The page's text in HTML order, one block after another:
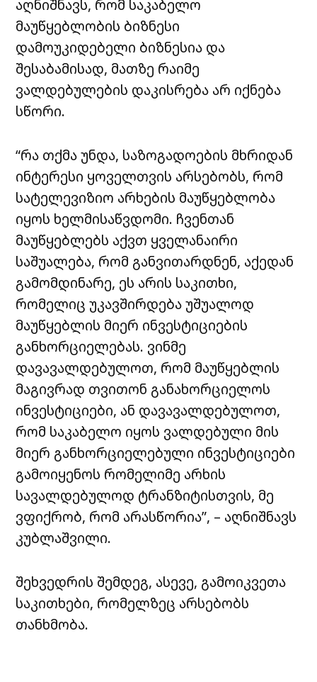
აღნიშნავს, რომ საკაბელო
მაუწყებლობის ბიზნესი
დამოუკიდებელი ბიზნესია და
შესაბამისად, მათზე რაიმე
ვალდებულების დაკისრება არ იქნება
სწორი.
“რა თქმა უნდა, საზოგადოების მხრიდან
ინტერესი ყოველთვის არსებობს, რომ
სატელევიზიო არხების მაუწყებლობა
იყოს ხელმისაწვდომი. ჩვენთან
მაუწყებლებს აქვთ ყველანაირი
საშუალება, რომ განვითარდნენ, აქედან
გამომდინარე, ეს არის საკითხი,
რომელიც უკავშირდება უშუალოდ
მაუწყებლის მიერ ინვესტიციების
განხორციელებას. ვინმე
დავავალდებულოთ, რომ მაუწყებლის
მაგივრად თვითონ განახორციელოს
ინვესტიციები, ან დავავალდებულოთ,
რომ საკაბელო იყოს ვალდებული მის
მიერ განხორციელებული ინვესტიციები
გამოიყენოს რომელიმე არხის
სავალდებულოდ ტრანზიტისთვის, მე
ვფიქრობ, რომ არასწორია”, – აღნიშნავს
კუბლაშვილი.
შეხვედრის შემდეგ, ასევე, გამოიკვეთა
საკითხები, რომელზეც არსებობს
თანხმობა.